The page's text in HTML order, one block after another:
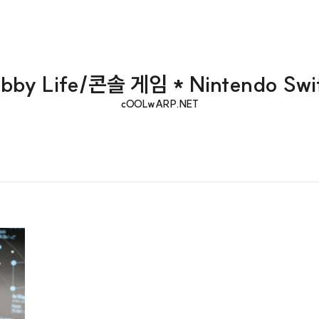
Life/콘솔 게임 * Nintendo
cOOLwARP.NET